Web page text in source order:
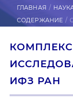
ГЛАВНАЯ
СОДЕРЖАНИЕ
ИФЗ РАН